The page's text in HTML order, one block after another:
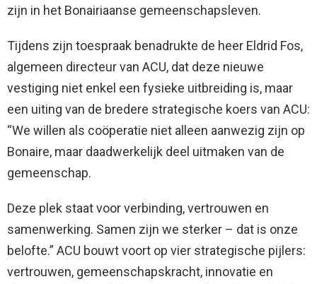
zijn in het Bonairiaanse gemeenschapsleven.
Tijdens zijn toespraak benadrukte de heer Eldrid Fos,
algemeen directeur van ACU, dat deze nieuwe
vestiging niet enkel een fysieke uitbreiding is, maar
een uiting van de bredere strategische koers van ACU:
“We willen als coöperatie niet alleen aanwezig zijn op
Bonaire, maar daadwerkelijk deel uitmaken van de
gemeenschap.
Deze plek staat voor verbinding, vertrouwen en
samenwerking. Samen zijn we sterker – dat is onze
belofte.” ACU bouwt voort op vier strategische pijlers:
vertrouwen, gemeenschapskracht, innovatie en